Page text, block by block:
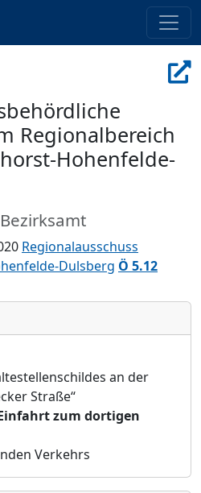
Regionalbereich
Hohenfelde-
Regionalausschuss
Dulsberg Ö 5.12
an der
Straße“
zum dortigen
Verkehrs